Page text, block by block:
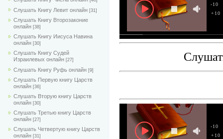
Слушать Книгу Левит онлайн [31]
Слушать Книгу Второзаконие
онлайн [38]
Слушать Книгу Иисуса Навина
онлайн [30]
Слушать Книгу Судей
Израилевых онлайн [27]
Слушать Книгу Руфь онлайн [9]
Слушать Первую книгу Царств
онлайн [36]
Слушать Вторую книгу Царств
онлайн [30]
Слушать Третью книгу Царств
онлайн [27]
Слушать Четвертую книгу Царств
онлайн [31]
+10
-10
+10
-10